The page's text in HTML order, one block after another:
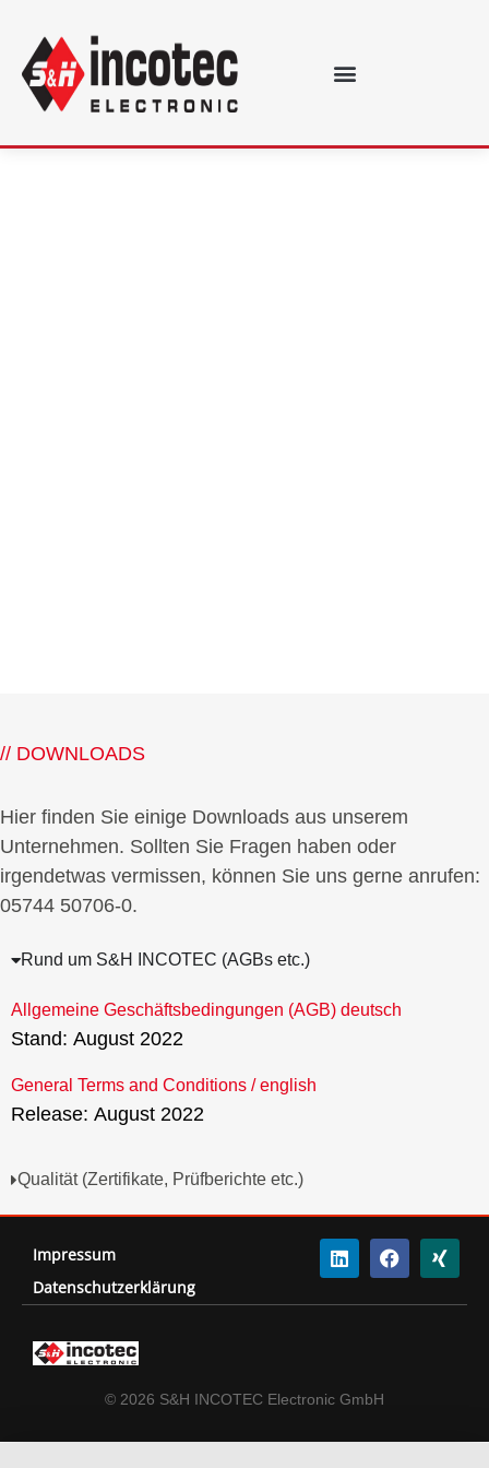
// DOWNLOADS
Hier finden Sie einige Downloads aus unserem
Unternehmen. Sollten Sie Fragen haben oder
irgendetwas vermissen, können Sie uns gerne anrufen:
05744 50706-0.
Rund um S&H INCOTEC (AGBs etc.)
Allgemeine Geschäftsbedingungen (AGB) deutsch
Stand: August 2022
General Terms and Conditions / english
Release: August 2022
Qualität (Zertifikate, Prüfberichte etc.)
Impressum
Datenschutzerklärung
© 2026 S&H INCOTEC Electronic GmbH